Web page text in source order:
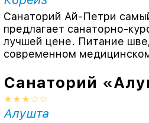
Санаторий Ай-Петри
предлагает санаторно-
лучшей цене. Питание
современном
Санаторий
Алушта